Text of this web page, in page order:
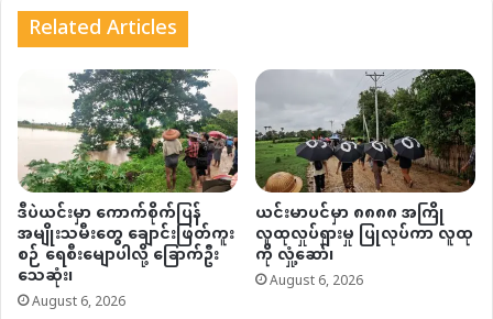
Related Articles
ဒီပဲယင်းမှာ ကောက်စိုက်ပြန်
အမျိုးသမီးတွေ ချောင်းဖြတ်ကူး
စဉ် ရေစီးမျောပါလို့ ခြောက်ဦး
သေဆုံး၊
August 6, 2026
ယင်းမာပင်မှာ ၈၈၈၈ အကြို
လူထုလှုပ်ရှားမှု ပြုလုပ်ကာ လူထု
ကို လှုံ့ဆော်၊
August 6, 2026